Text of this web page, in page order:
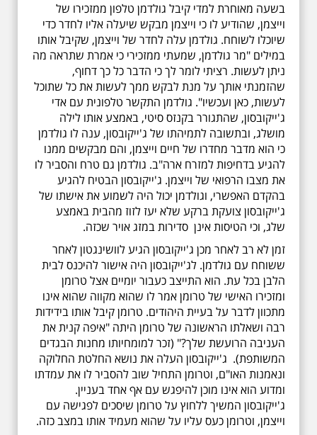
בשעה מאוחרת למדי קיבל גולדמן טלפון ממזכירו של
וייצמן, שהודיע לו כי וייצמן מבקש שיעלה אליו לחדר כדי
שיוכלו לשוחח. גולדמן עלה לחדר של וייצמן, שקיבל אותו
במילים "מר גולדמן, שמעתי ממזכירי כי אמרת שתראה מה
ניתן לעשות. רציתי לומר לך כי הדבר כל כך דחוף,
שהזמנתי אותך על מנת לבקש ממך לעשות את כל שתוכל
לעשות, כאן ועכשיו". גולדמן התקשר טלפונית עם אדי
ג'ייקובסון, שהתגורר בקנזס סיטי, באמצע אותו לילה
מושלג, ובתשובה לתמיהתו של ג'ייקובסון, ענה לו גולדמן
כי הוא מדבר מחדרו של חיים וייצמן, והם מבקשים ממנו
להגיע בדחיפות למזרח ארה"ב. גולדמן גם טרח והסביר לו
את מצבו הרפואי של וייצמן. ג'ייקובסון הבטיח להגיע
בהקדם האפשרי, וגולדמן יכול היה לשמוע את אישתו של
ג'ייקובסון צועקת ברקע שלא יעז לזוז מהבית באמצע
שלג, וכי הטיסות אינן סדירות במזג אויר שכזה.
זמן לא רב לאחר מכן ג'ייקובסון הגיע לוושינגטון לאחר
ששוחח עם גולדמן. לג'ייקובסון היה אישור להיכנס לבית
הלבן בכל עת. הוא התייצב כעבור יומיים אצל טרומן
ומזכירו האישי של טרומן אמר לו שהוא מקווה שהוא אינו
מתכוון לדבר על בעיית היהודים. טרומן קיבל אותו בידידות
רבה ושאלתו הראשונה של טרומן היתה "איפה קנית את
העניבה הרועשת שלך?" (זכר למומחיותו מחנות הבגדים
המשותפת). ג'ייקובסון העלה את נושא החלטת החלוקה
ונאמנות האו"ם, וטרומן התחיל שוב להסביר לו את עמדתו
ומדוע הוא אינו מוכן להיפגש עם אף אחד בעניין.
ג'ייקובסון המשיך ללחוץ על טרומן שיסכים לפגישה עם
וייצמן, וטרומן כעס עליו על שהוא מעמיד אותו במצב כזה.